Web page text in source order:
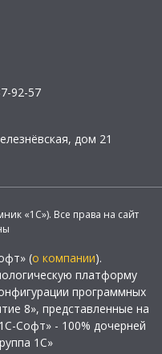
92-57
дом 21
«1С»). Все права на сайт
(о компании).
платформу
программных
8», представленные на
Софт» - 100% дочерней
1С»